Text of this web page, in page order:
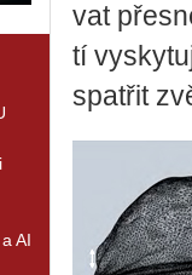
AI
vat
tí
spat­řit